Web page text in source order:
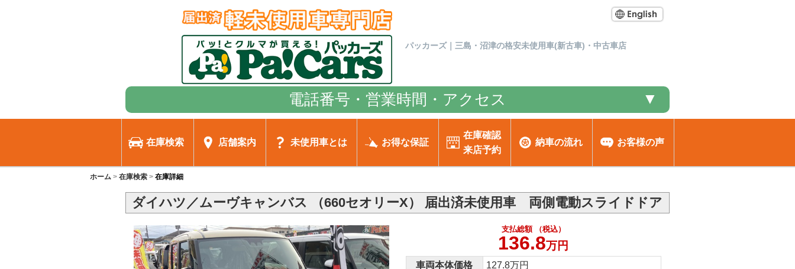
パッカーズ｜三島・沼津の格安未使用車(新古車)・中古車店
電話番号・営業時間・アクセス ▼
在庫検索 店舗案内 未使用車とは お得な保証
在庫確認
来店予約
納車の流れ お客様の声
ホーム 在庫検索 在庫詳細
ダイハツ／ムーヴキャンバス （660セオリーX） 届出済未使用車 両側電動スライドドア
支払総額 （税込）
136.8万円
車両本体価格
127.8万円